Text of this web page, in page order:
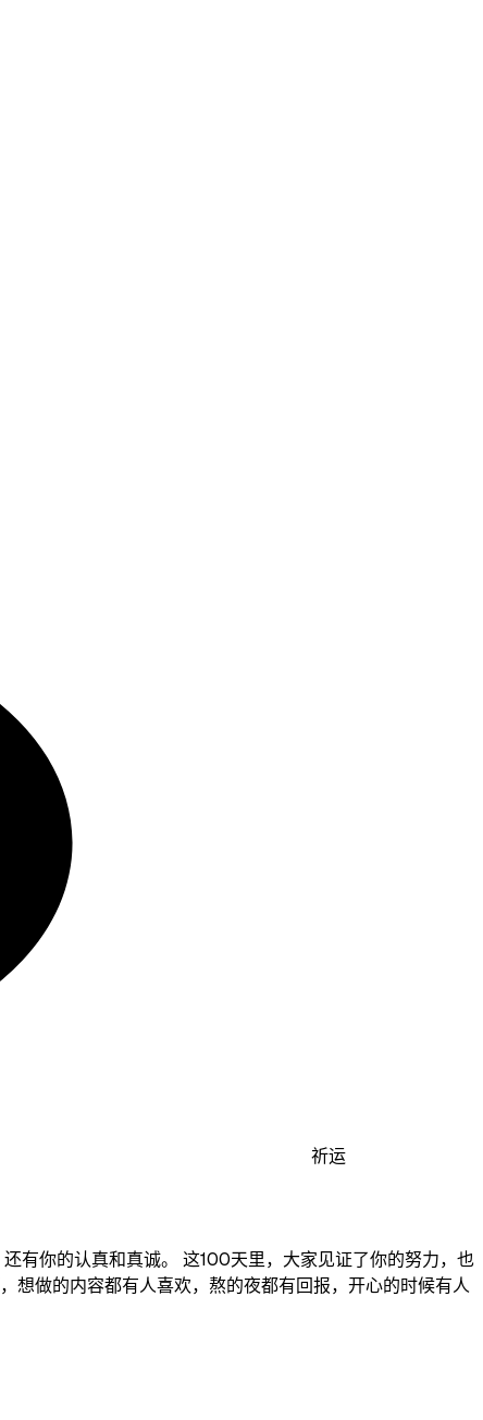
祈运
有你的认真和真诚。 这100天里，大家见证了你的努力，也
想做的内容都有人喜欢，熬的夜都有回报，开心的时候有人